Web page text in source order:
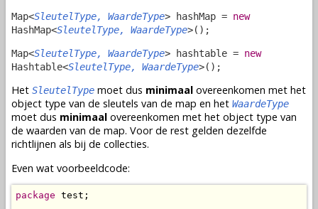
Map<SleutelType, WaardeType> hashMap = new
HashMap<SleutelType, WaardeType>();
Map<SleutelType, WaardeType> hashtable = new
Hashtable<SleutelType, WaardeType>();
Het SleutelType moet dus minimaal overeenkomen met het
object type van de sleutels van de map en het WaardeType
moet dus minimaal overeenkomen met het object type van
de waarden van de map. Voor de rest gelden dezelfde
richtlijnen als bij de collecties.
Even wat voorbeeldcode:
package test;